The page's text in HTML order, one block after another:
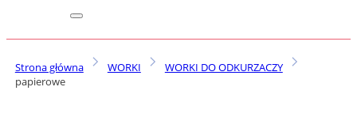
Strona główna WORKI
WORKI DO ODKURZACZY
papierowe